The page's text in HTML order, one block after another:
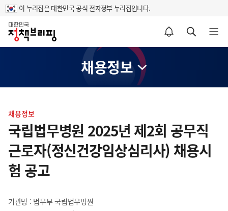
이 누리집은 대한민국 공식 전자정부 누리집입니다.
홈
알림설정 바로가기 검색 바로가기 메뉴 열기
채용정보
텐
츠
영
역
채용정보
국립법무병원 2025년 제2회 공무직
근로자(정신건강임상심리사) 채용시
험 공고
기관명 : 법무부 국립법무병원